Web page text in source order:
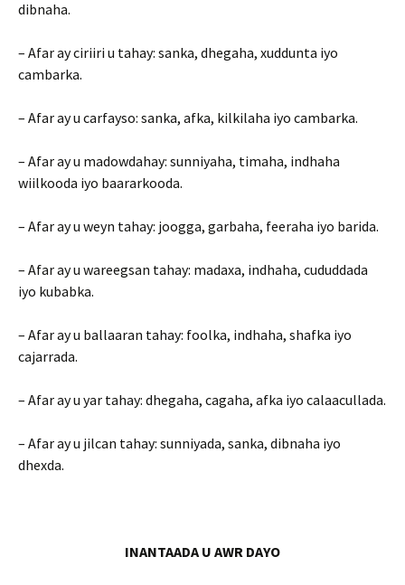
dibnaha.
– Afar ay ciriiri u tahay: sanka, dhegaha, xuddunta iyo
cambarka.
– Afar ay u carfayso: sanka, afka, kilkilaha iyo cambarka.
– Afar ay u madowdahay: sunniyaha, timaha, indhaha
wiilkooda iyo baararkooda.
– Afar ay u weyn tahay: joogga, garbaha, feeraha iyo barida.
– Afar ay u wareegsan tahay: madaxa, indhaha, cududdada
iyo kubabka.
– Afar ay u ballaaran tahay: foolka, indhaha, shafka iyo
cajarrada.
– Afar ay u yar tahay: dhegaha, cagaha, afka iyo calaacullada.
– Afar ay u jilcan tahay: sunniyada, sanka, dibnaha iyo
dhexda.
INANTAADA U AWR DAYO